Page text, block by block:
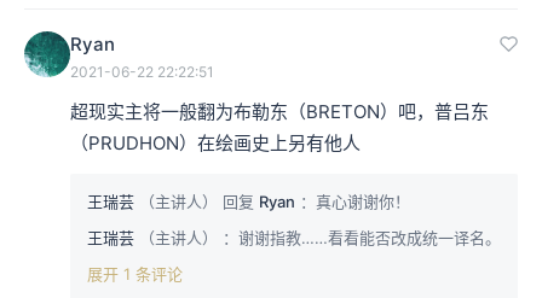
Ryan
2021-06-22 22:22:51
超现实主将一般翻为布勒东（BRETON）吧，普吕东
（PRUDHON）在绘画史上另有他人
王瑞芸 （主讲人） 回复 Ryan ：真心谢谢你！
王瑞芸
（主讲人）
：谢谢指教……看看能否改成统一译名。
展开 1 条评论